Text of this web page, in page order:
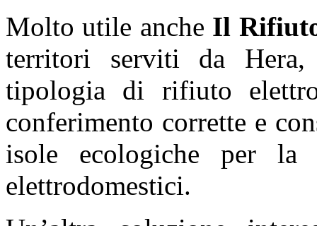
Molto utile anche Il
territori serviti da
tipologia di rifiuto
conferimento corrette e
isole ecologiche per
elettrodomestici.